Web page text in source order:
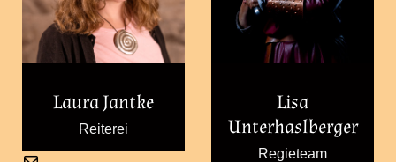
Laura Jantke
Reiterei
Lisa
Unterhaslberger
Regieteam